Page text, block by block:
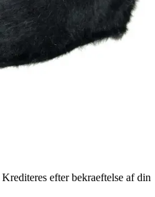
Krediteres efter bekraeftelse af din